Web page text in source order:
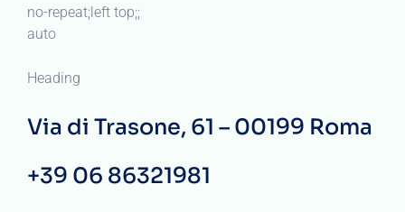
no-repeat;left top;;
auto
Heading
Via di Trasone, 61 – 00199 Roma
+39 06 86321981